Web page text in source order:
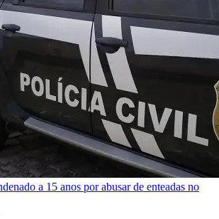
a 15 anos por abusar de enteadas no